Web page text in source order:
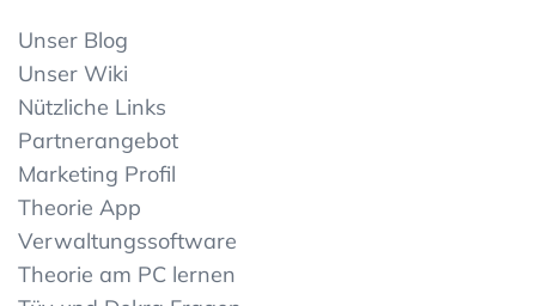
Unser Blog
Unser Wiki
Nützliche Links
Partnerangebot
Marketing Profil
Theorie App
Verwaltungssoftware
Theorie am PC lernen